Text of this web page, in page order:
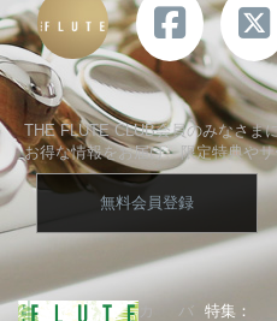
THE FLUTE CLUB会員のみなさま
お得な情報をお届け、限定特典やサ
無料会員登録
特集：
カバ